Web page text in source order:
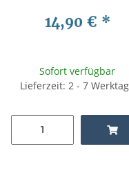
14,90 € *
Sofort verfügbar
Lieferzeit: 2 - 7